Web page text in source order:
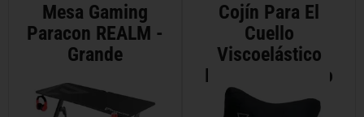
Mesa Gaming
Paracon REALM -
Grande
Cojín Para El
Cuello
Viscoelástico
Paracon - Negro